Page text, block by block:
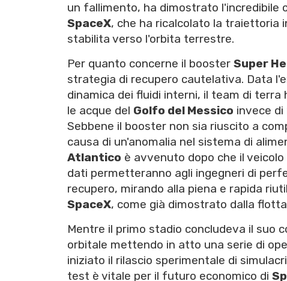
un fallimento, ha dimostrato
SpaceX, che ha ricalcolato la traiettoria
stabilita verso l'orbita terrestre.
Per quanto concerne il booster Super
strategia di recupero cautelativa. Data
dinamica dei fluidi interni, il team di
le acque del Golfo del Messico invece
Sebbene il booster non sia riuscito a
causa di un'anomalia nel sistema di
Atlantico è avvenuto dopo che il
dati permetteranno agli ingegneri di
recupero, mirando alla piena e rapida
SpaceX, come già dimostrato dalla
Mentre il primo stadio concludeva il suo
orbitale mettendo in atto una serie di
iniziato il rilascio sperimentale di
test è vitale per il futuro economico di